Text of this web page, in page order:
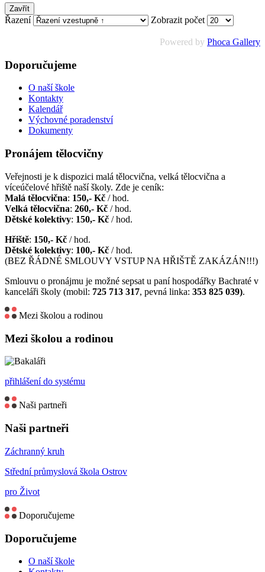
Zavřít
Řazení Zobrazit počet
Powered by Phoca Gallery
Doporučujeme
O naší škole
Kontakty
Kalendář
Výchovné poradenství
Dokumenty
Pronájem tělocvičny
Veřejnosti je k dispozici malá tělocvična, velká tělocvična a
víceúčelové hřiště naší školy. Zde je ceník:
Malá tělocvična: 150,- Kč / hod.
Velká tělocvična: 260,- Kč / hod.
Dětské kolektivy: 150,- Kč / hod.
Hřiště: 150,- Kč / hod.
Dětské kolektivy: 100,- Kč / hod.
(BEZ ŘÁDNÉ SMLOUVY VSTUP NA HŘIŠTĚ ZAKÁZÁN!!!)
Smlouvu o pronájmu je možné sepsat u paní hospodářky Bachraté v
kanceláři školy (mobil: 725 713 317, pevná linka: 353 825 039).
Mezi školou a rodinou
Mezi školou a rodinou
přihlášení do systému
Naši partneři
Naši partneři
Záchranný kruh
Střední průmyslová škola Ostrov
pro Život
Doporučujeme
Doporučujeme
O naší škole